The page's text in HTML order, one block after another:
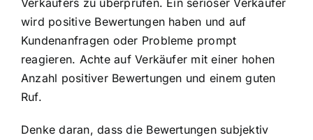
wird positive Bewertungen haben und auf
Kundenanfragen oder Probleme prompt
reagieren. Achte auf Verkäufer mit einer hohen
Anzahl positiver Bewertungen und einem guten
Ruf.
Denke daran, dass die Bewertungen subjektiv